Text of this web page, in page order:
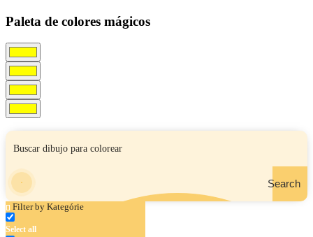
Paleta de colores mágicos
Search
Filter by Kategórie
Select all